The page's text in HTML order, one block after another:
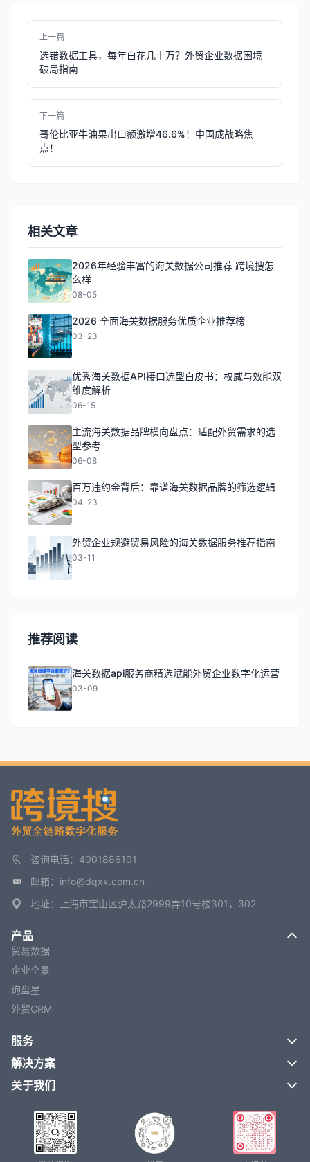
上一篇
选错数据工具，每年白花几十万？外贸企业数据困境
破局指南
下一篇
哥伦比亚牛油果出口额激增46.6%！中国成战略焦
点！
相关文章
2026年经验丰富的海关数据公司推荐 跨境搜怎
么样
08-05
2026 全面海关数据服务优质企业推荐榜
03-23
优秀海关数据API接口选型白皮书：权威与效能双
维度解析
06-15
主流海关数据品牌横向盘点：适配外贸需求的选
型参考
06-08
百万违约金背后：靠谱海关数据品牌的筛选逻辑
04-23
外贸企业规避贸易风险的海关数据服务推荐指南
03-11
推荐阅读
海关数据api服务商精选赋能外贸企业数字化运营
03-09
咨询电话：4001886101
邮箱：info@dqxx.com.cn
地址：上海市宝山区沪太路2999弄10号楼301，302
产品
贸易数据
企业全景
询盘星
外贸CRM
服务
解决方案
关于我们